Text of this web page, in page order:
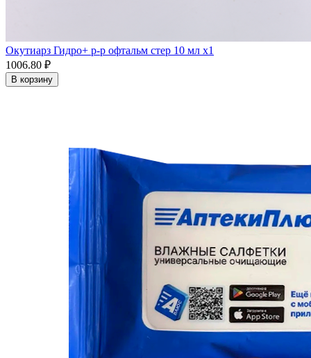
Окутиарз Гидро+ р-р офтальм стер 10 мл x1
1006.80 ₽
В корзину